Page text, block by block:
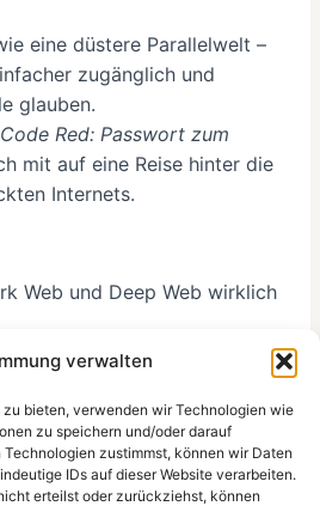
verwalten
zu bieten, verwenden wir Technologien wie
zu speichern und/oder darauf
zustimmst, können wir Daten
IDs auf dieser Website verarbeiten.
erteilst oder zurückziehst, können
eine düstere Parallelwelt –
zugänglich und
glauben.
Code Red: Passwort zum
mit auf eine Reise hinter die
Internets.
Web und Deep Web wirklich
as-a-Service funktioniert
einfachen Mitteln schützen